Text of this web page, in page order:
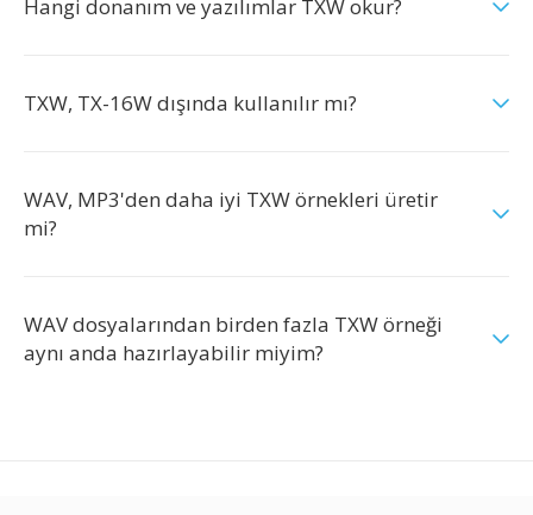
Hangi donanım ve yazılımlar TXW okur?
TXW, TX-16W dışında kullanılır mı?
WAV, MP3'den daha iyi TXW örnekleri üretir
mi?
WAV dosyalarından birden fazla TXW örneği
aynı anda hazırlayabilir miyim?